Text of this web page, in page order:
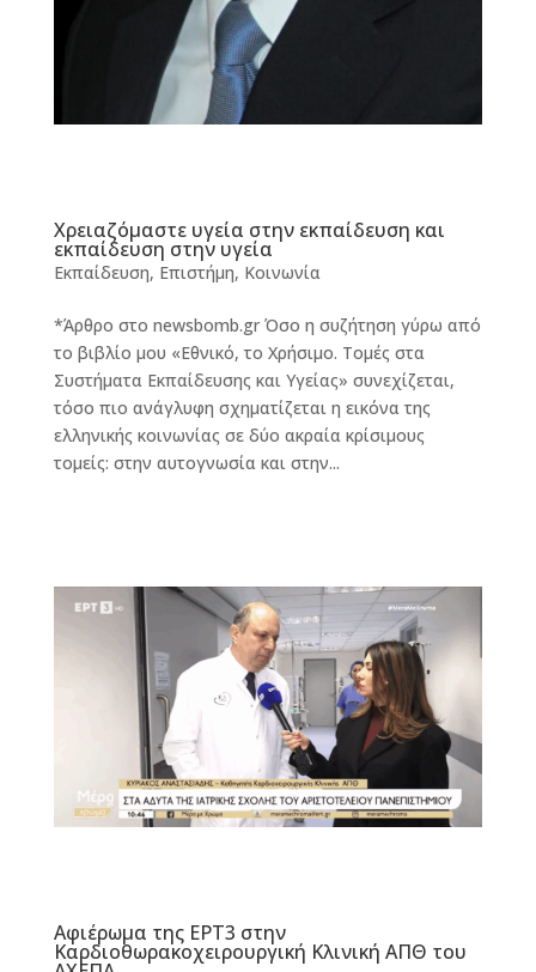
Χρειαζόμαστε υγεία στην εκπαίδευση και
εκπαίδευση στην υγεία
Εκπαίδευση, Επιστήμη, Κοινωνία
*Άρθρο στο newsbomb.gr Όσο η συζήτηση γύρω από
το βιβλίο μου «Εθνικό, το Χρήσιμο. Τομές στα
Συστήματα Εκπαίδευσης και Υγείας» συνεχίζεται,
τόσο πιο ανάγλυφη σχηματίζεται η εικόνα της
ελληνικής κοινωνίας σε δύο ακραία κρίσιμους
τομείς: στην αυτογνωσία και στην...
Αφιέρωμα της ΕΡΤ3 στην
Καρδιοθωρακοχειρουργική Κλινική ΑΠΘ του